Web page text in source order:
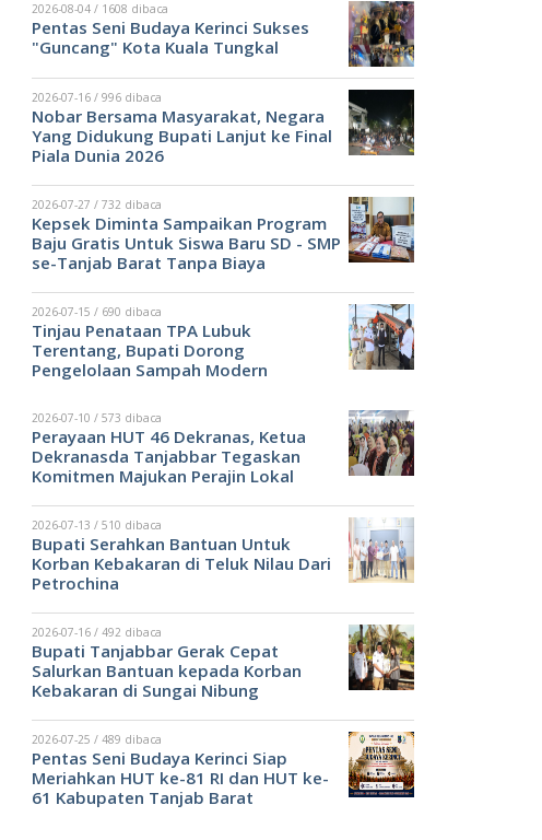
2026-08-04 / 1608 dibaca
Pentas Seni Budaya Kerinci Sukses
"Guncang" Kota Kuala Tungkal
2026-07-16 / 996 dibaca
Nobar Bersama Masyarakat, Negara
Yang Didukung Bupati Lanjut ke Final
Piala Dunia 2026
2026-07-27 / 732 dibaca
Kepsek Diminta Sampaikan Program
Baju Gratis Untuk Siswa Baru SD - SMP
se-Tanjab Barat Tanpa Biaya
2026-07-15 / 690 dibaca
Tinjau Penataan TPA Lubuk
Terentang, Bupati Dorong
Pengelolaan Sampah Modern
2026-07-10 / 573 dibaca
Perayaan HUT 46 Dekranas, Ketua
Dekranasda Tanjabbar Tegaskan
Komitmen Majukan Perajin Lokal
2026-07-13 / 510 dibaca
Bupati Serahkan Bantuan Untuk
Korban Kebakaran di Teluk Nilau Dari
Petrochina
2026-07-16 / 492 dibaca
Bupati Tanjabbar Gerak Cepat
Salurkan Bantuan kepada Korban
Kebakaran di Sungai Nibung
2026-07-25 / 489 dibaca
Pentas Seni Budaya Kerinci Siap
Meriahkan HUT ke-81 RI dan HUT ke-
61 Kabupaten Tanjab Barat